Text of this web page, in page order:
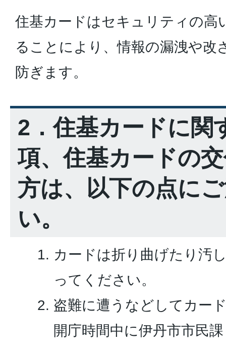
住基カードはセキュリティの高
ることにより、情報の漏洩や改
防ぎます。
2．住基カードに関
項、住基カードの
方は、以下の点に
い。
カードは折り曲げたり汚
ってください。
盗難に遭うなどしてカー
開庁時間中に伊丹市市民